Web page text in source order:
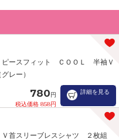
ピースフィット ＣＯＯＬ 半袖Ｖ
レー）
780円
税込価格 858円
詳細を見る
首スリーブレスシャツ ２枚組